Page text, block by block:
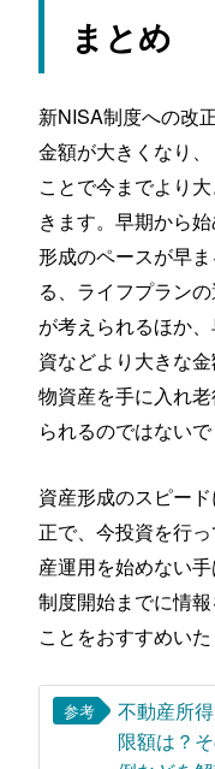
まとめ
新NISA制度への改
金額が大きくなり
ことで今までより
きます。早期から
形成のペースが早
る、ライフプラン
が考えられるほか
資などより大きな
物資産を手に入れ
られるのではない
資産形成のスピー
正で、今投資を行
産運用を始めない
制度開始までに情
ことをおすすめいた
参考
不動産所
限額は？